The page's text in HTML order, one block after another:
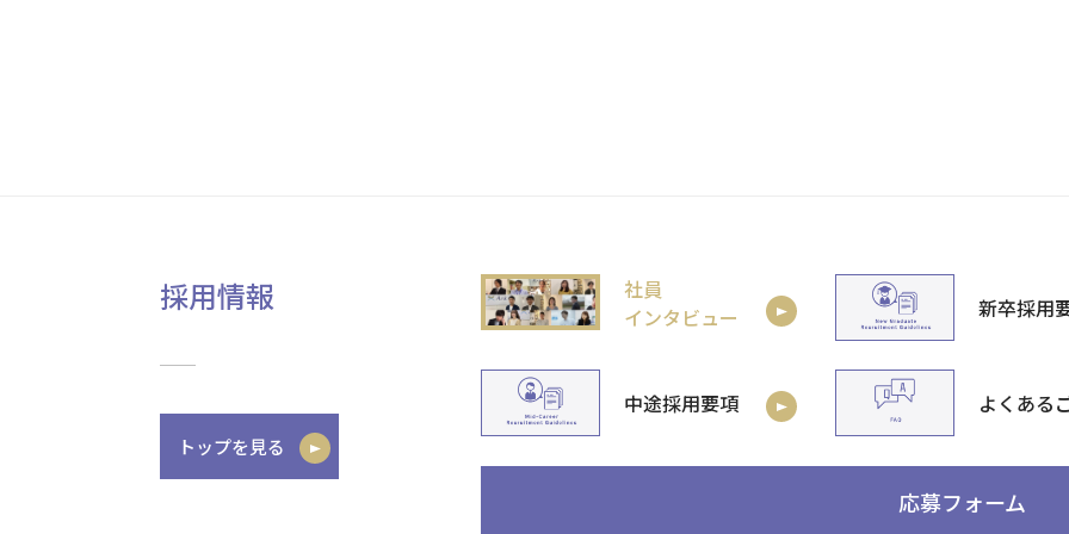
採用情報
トップを見る
社員
インタビュー
新卒採用
中途採用要項 よくある
応募フォーム